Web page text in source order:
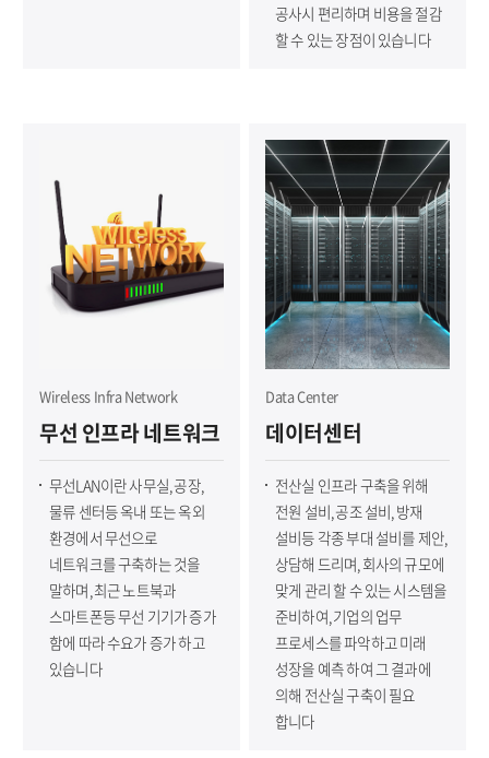
공사시 편리하며 비용을 절감
할 수 있는 장점이 있습니다
Wireless Infra Network
무선 인프라 네트워크
무선LAN이란 사무실, 공장,
물류 센터등 옥내 또는 옥외
환경에서 무선으로
네트워크를 구축하는 것을
말하며, 최근 노트북과
스마트폰등 무선 기기가 증가
함에 따라 수요가 증가 하고
있습니다
Data Center
데이터센터
전산실 인프라 구축을 위해
전원 설비, 공조 설비, 방재
설비등 각종 부대 설비를 제안,
상담해 드리며, 회사의 규모에
맞게 관리 할 수 있는 시스템을
준비하여, 기업의 업무
프로세스를 파악하고 미래
성장을 예측 하여 그 결과에
의해 전산실 구축이 필요
합니다